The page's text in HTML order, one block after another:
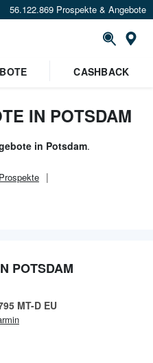
56.122.869 Prospekte & Angebote
CASHBACK
IN POTSDAM
in Potsdam.
Prospekte
POTSDAM
MT-D EU